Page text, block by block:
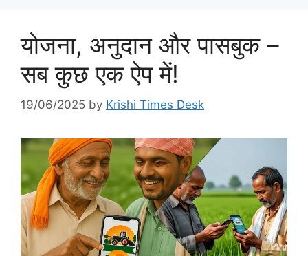
योजना, अनुदान और पासबुक –
सब कुछ एक ऐप में!
19/06/2025 by Krishi Times Desk